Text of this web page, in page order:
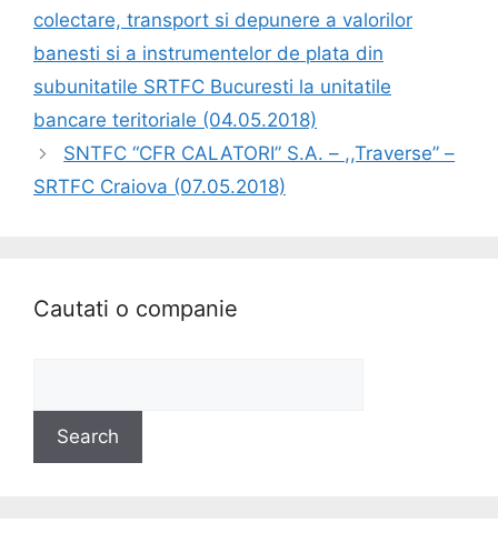
colectare, transport si depunere a valorilor
banesti si a instrumentelor de plata din
subunitatile SRTFC Bucuresti la unitatile
bancare teritoriale (04.05.2018)
SNTFC “CFR CALATORI” S.A. – ,,Traverse” –
SRTFC Craiova (07.05.2018)
Cautati o companie